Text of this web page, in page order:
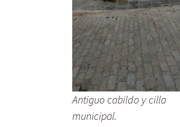
Antiguo cabildo y cilla
municipal.